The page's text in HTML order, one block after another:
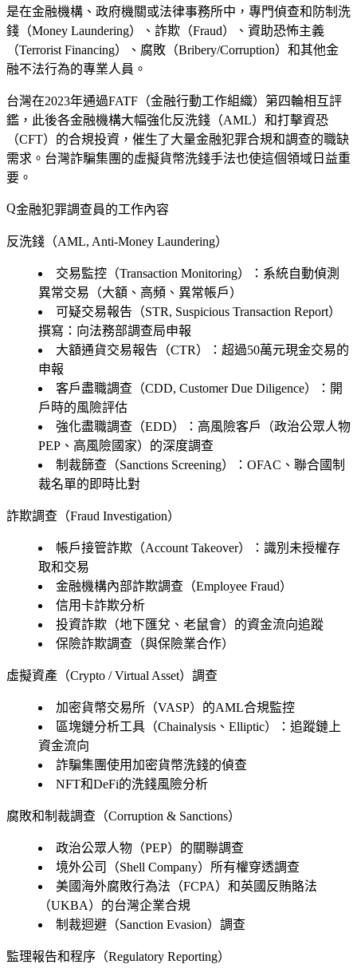
是在金融機構、政府機關或法律事務所中，專門偵查和防制洗
錢（Money Laundering）、詐欺（Fraud）、資助恐怖主義
（Terrorist Financing）、腐敗（Bribery/Corruption）和其他金
融不法行為的專業人員。
台灣在2023年通過FATF（金融行動工作組織）第四輪相互評
鑑，此後各金融機構大幅強化反洗錢（AML）和打擊資恐
（CFT）的合規投資，催生了大量金融犯罪合規和調查的職缺
需求。台灣詐騙集團的虛擬貨幣洗錢手法也使這個領域日益重
要。
金融犯罪調查員的工作內容
反洗錢（AML, Anti-Money Laundering）
交易監控（Transaction Monitoring）：系統自動偵測
異常交易（大額、高頻、異常帳戶）
可疑交易報告（STR, Suspicious Transaction Report）
撰寫：向法務部調查局申報
大額通貨交易報告（CTR）：超過50萬元現金交易的
申報
客戶盡職調查（CDD, Customer Due Diligence）：開
戶時的風險評估
強化盡職調查（EDD）：高風險客戶（政治公眾人物
PEP、高風險國家）的深度調查
制裁篩查（Sanctions Screening）：OFAC、聯合國制
裁名單的即時比對
詐欺調查（Fraud Investigation）
帳戶接管詐欺（Account Takeover）：識別未授權存
取和交易
金融機構內部詐欺調查（Employee Fraud）
信用卡詐欺分析
投資詐欺（地下匯兌、老鼠會）的資金流向追蹤
保險詐欺調查（與保險業合作）
虛擬資產（Crypto / Virtual Asset）調查
加密貨幣交易所（VASP）的AML合規監控
區塊鏈分析工具（Chainalysis、Elliptic）：追蹤鏈上
資金流向
詐騙集團使用加密貨幣洗錢的偵查
NFT和DeFi的洗錢風險分析
腐敗和制裁調查（Corruption & Sanctions）
政治公眾人物（PEP）的關聯調查
境外公司（Shell Company）所有權穿透調查
美國海外腐敗行為法（FCPA）和英國反賄賂法
（UKBA）的台灣企業合規
制裁迴避（Sanction Evasion）調查
監理報告和程序（Regulatory Reporting）